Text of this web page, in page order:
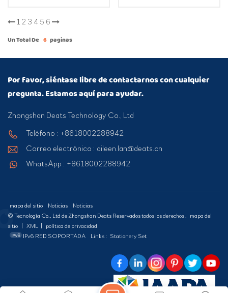
1 2 3 4 5 6
Un Total De 6 Paginas
Por favor, siéntase libre de contactarnos con cualquier
pregunta. Estamos aquí para ayudar.
Zhongshan Deats Technology Co., Ltd
Teléfono : +8618002288942
Correo electrónico : aileen.lan@deats.cn
WhatsApp : +8618002288942
mapa del sitio Noticias
Noticias
© Tecnología Co., Ltd de Zhongshan Deats Reservados todos los derechos .
mapa del
sitio
XML
política de privacidad
IPv6 RED SOPORTADA
Links : Stationery Set